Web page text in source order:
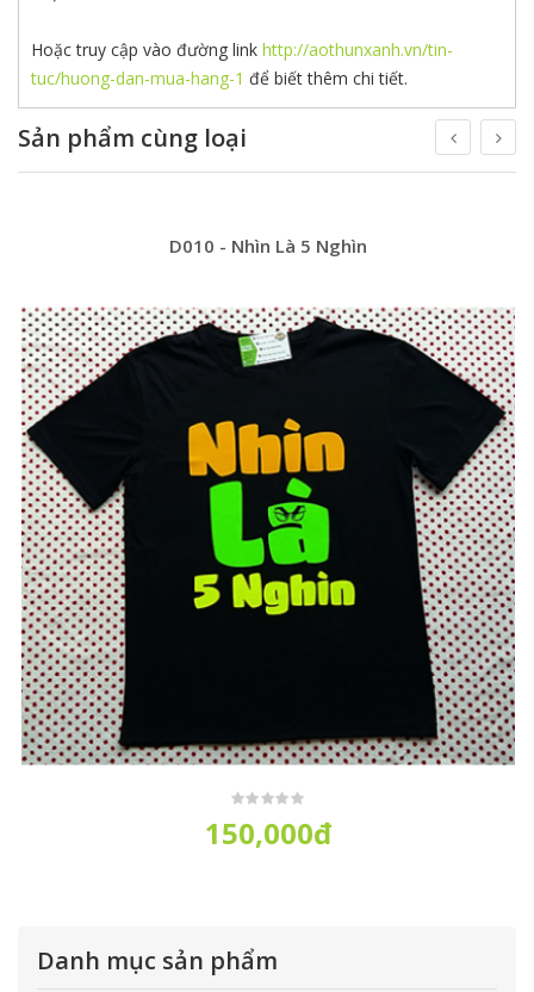
Hoặc truy cập vào đường link http://aothunxanh.vn/tin-
tuc/huong-dan-mua-hang-1 để biết thêm chi tiết.
Sản phẩm cùng loại
D010 - Nhìn Là 5 Nghìn
150,000đ
Danh mục sản phẩm